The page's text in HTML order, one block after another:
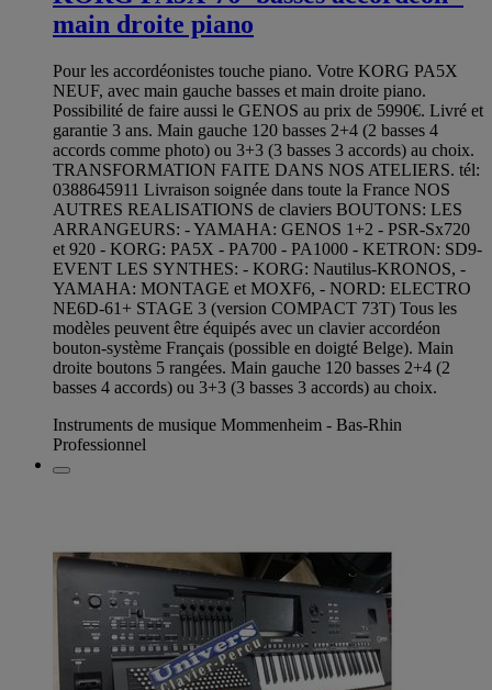
main droite piano
Pour les accordéonistes touche piano. Votre KORG PA5X
NEUF, avec main gauche basses et main droite piano.
Possibilité de faire aussi le GENOS au prix de 5990€. Livré et
garantie 3 ans. Main gauche 120 basses 2+4 (2 basses 4
accords comme photo) ou 3+3 (3 basses 3 accords) au choix.
TRANSFORMATION FAITE DANS NOS ATELIERS. tél:
0388645911 Livraison soignée dans toute la France NOS
AUTRES REALISATIONS de claviers BOUTONS: LES
ARRANGEURS: - YAMAHA: GENOS 1+2 - PSR-Sx720
et 920 - KORG: PA5X - PA700 - PA1000 - KETRON: SD9-
EVENT LES SYNTHES: - KORG: Nautilus-KRONOS, -
YAMAHA: MONTAGE et MOXF6, - NORD: ELECTRO
NE6D-61+ STAGE 3 (version COMPACT 73T) Tous les
modèles peuvent être équipés avec un clavier accordéon
bouton-système Français (possible en doigté Belge). Main
droite boutons 5 rangées. Main gauche 120 basses 2+4 (2
basses 4 accords) ou 3+3 (3 basses 3 accords) au choix.
Instruments de musique Mommenheim - Bas-Rhin
Professionnel